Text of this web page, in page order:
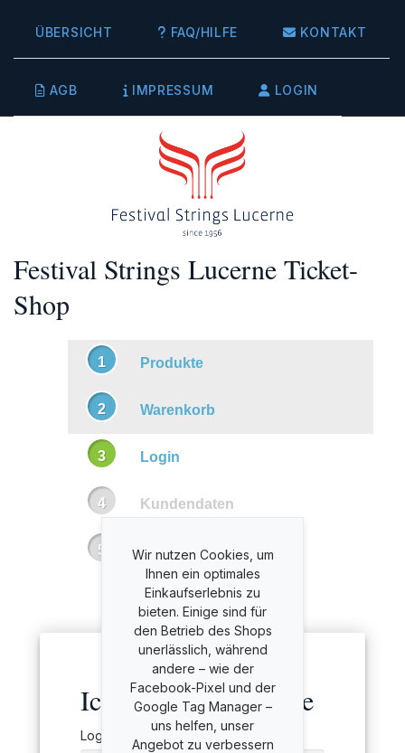
ÜBERSICHT FAQ/HILFE KONTAKT
AGB IMPRESSUM LOGIN
Festival Strings Lucerne Ticket-
Shop
Produkte
Warenkorb
Login
Kundendaten
Bezahlung
Ich bin bereits Kunde
Login:
Wir nutzen Cookies, um
Ihnen ein optimales
Einkaufserlebnis zu
bieten. Einige sind für
den Betrieb des Shops
unerlässlich, während
andere – wie der
Facebook-Pixel und der
Google Tag Manager –
uns helfen, unser
Angebot zu verbessern